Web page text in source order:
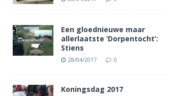
Een gloednieuwe maar
allerlaatste ‘Dorpentocht’:
Stiens
28/04/2017 0
Koningsdag 2017